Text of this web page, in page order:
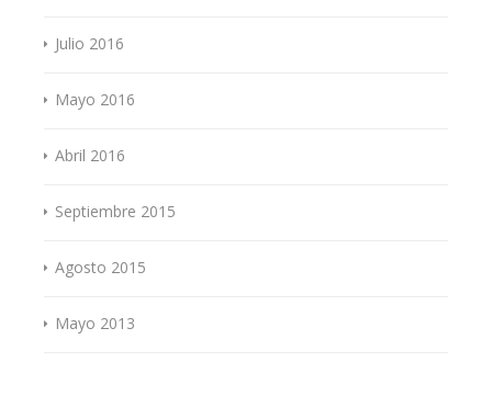
Julio 2016
Mayo 2016
Abril 2016
Septiembre 2015
Agosto 2015
Mayo 2013